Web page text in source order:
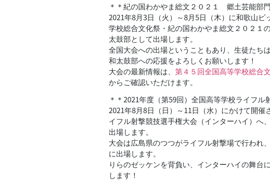
＊＊紀の国わかやま総文２０２１ 郷土芸能部
2021年8月3日（火）～8月5日（木）に和歌山
学校総合文化祭・紀の国わかやま総文２０２１
太鼓部として出場します。
全国大会への出場ということもあり、生徒たち
和太鼓部への応援をよろしくお願いします！
大会の最新情報は、第４５回全国高等学校総合
からご確認いただけます。
＊＊2021年度（第59回）全国高等学校ライフル
2021年8月8日（日）～11日（水）にかけて開
イフル射撃競技選手権大会（インターハイ）
出場します。
大会は広島県のつつがライフル射撃場で行われ
に出場します。
りらのゼッケンを背負い、インターハイの舞台
します！